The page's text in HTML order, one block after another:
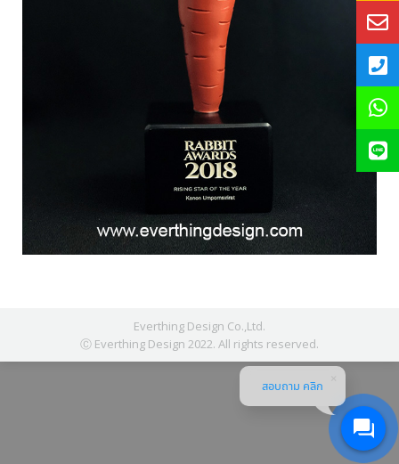
Everthing Design Co.,Ltd.
Ⓒ Everthing Design 2022. All rights reserved.
สอบถาม คลิก